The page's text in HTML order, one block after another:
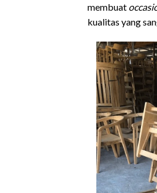
membuat
kualitas yang